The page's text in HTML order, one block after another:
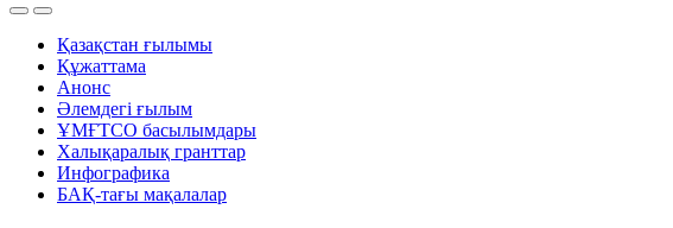
Қазақстан ғылымы
Құжаттама
Анонс
Әлемдегі ғылым
ҰМҒТСО басылымдары
Халықаралық гранттар
Инфографика
БАҚ-тағы мақалалар